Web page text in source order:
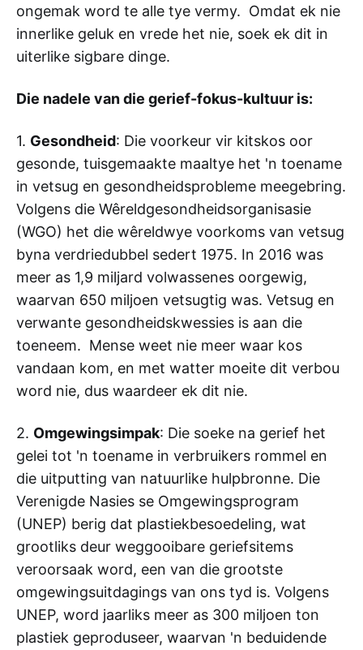
ongemak word te alle tye vermy. Omdat ek nie
innerlike geluk en vrede het nie, soek ek dit in
uiterlike sigbare dinge.
Die nadele van die gerief-fokus-kultuur is:
1. Gesondheid: Die voorkeur vir kitskos oor
gesonde, tuisgemaakte maaltye het 'n toename
in vetsug en gesondheidsprobleme meegebring.
Volgens die Wêreldgesondheidsorganisasie
(WGO) het die wêreldwye voorkoms van vetsug
byna verdriedubbel sedert 1975. In 2016 was
meer as 1,9 miljard volwassenes oorgewig,
waarvan 650 miljoen vetsugtig was. Vetsug en
verwante gesondheidskwessies is aan die
toeneem. Mense weet nie meer waar kos
vandaan kom, en met watter moeite dit verbou
word nie, dus waardeer ek dit nie.
2. Omgewingsimpak: Die soeke na gerief het
gelei tot 'n toename in verbruikers rommel en
die uitputting van natuurlike hulpbronne. Die
Verenigde Nasies se Omgewingsprogram
(UNEP) berig dat plastiekbesoedeling, wat
grootliks deur weggooibare geriefsitems
veroorsaak word, een van die grootste
omgewingsuitdagings van ons tyd is. Volgens
UNEP, word jaarliks meer as 300 miljoen ton
plastiek geproduseer, waarvan 'n beduidende